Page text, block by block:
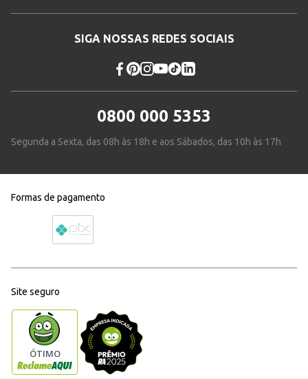
SIGA NOSSAS REDES SOCIAIS
0800 000 5353
Segunda a Sexta, das 08h às 18h e aos Sábados, das 10h às 17h
Formas de pagamento
Site seguro